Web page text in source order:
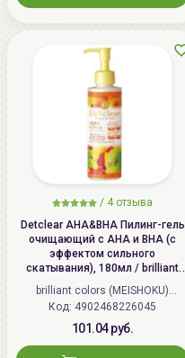
/ 4 отзыва
Detclear AHA&BHA Пилинг-гель
очищающий с AHA и BHA (с
эффектом сильного
скатывания), 180мл / brilliant
colors (MEISHOKU) Detclear
Bright&Peel AHA&BHA Fruits
Peeling Jelly
brilliant colors (MEISHOKU)
(Япония)
Код: 4902468226045
101.04 руб.